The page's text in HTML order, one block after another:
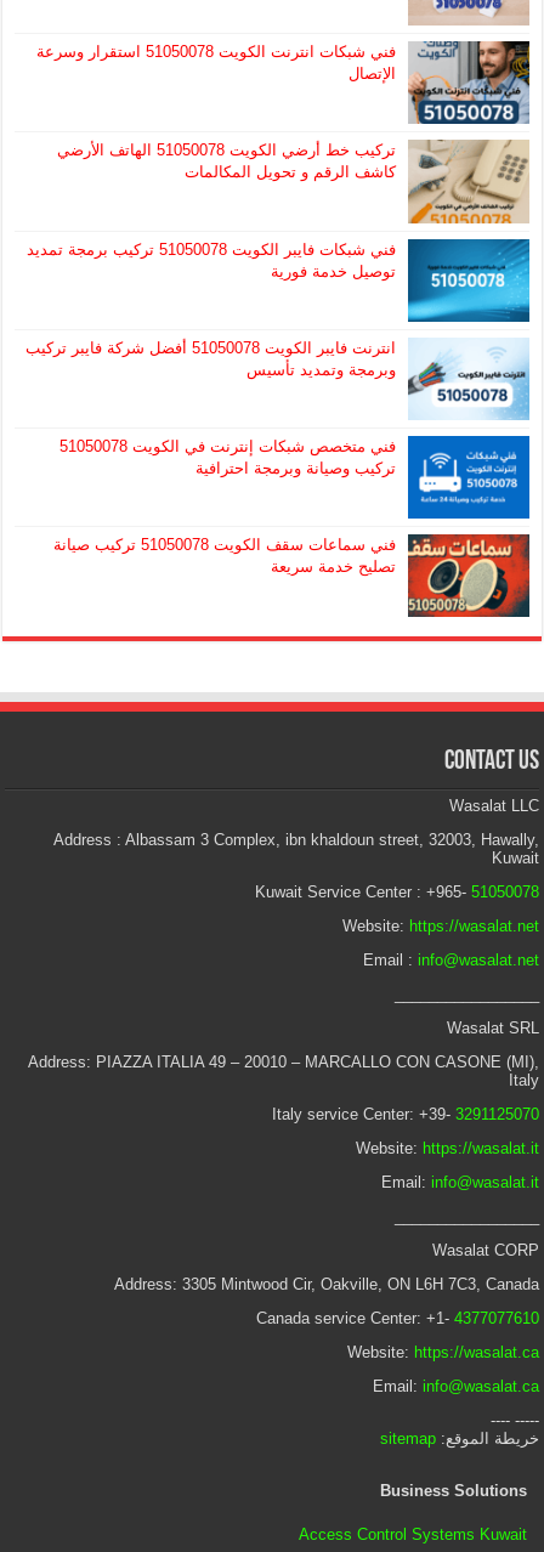
فني شبكات انترنت الكويت 51050078 استقرار وسرعة
الإتصال
تركيب خط أرضي الكويت 51050078 الهاتف الأرضي
كاشف الرقم و تحويل المكالمات
فني شبكات فايبر الكويت 51050078 تركيب برمجة تمديد
توصيل خدمة فورية
انترنت فايبر الكويت 51050078 أفضل شركة فايبر تركيب
وبرمجة وتمديد تأسيس
فني متخصص شبكات إنترنت في الكويت 51050078
تركيب وصيانة وبرمجة احترافية
فني سماعات سقف الكويت 51050078 تركيب صيانة
تصليح خدمة سريعة
Contact Us
Wasalat LLC
Address : Albassam 3 Complex, ibn khaldoun street, 32003, Hawally,
Kuwait
Kuwait Service Center : +965- 51050078
Website: https://wasalat.net
Email : info@wasalat.net
Wasalat SRL
Address: PIAZZA ITALIA 49 – 20010 – MARCALLO CON CASONE (MI),
Italy
Italy service Center: +39- 3291125070
Website: https://wasalat.it
Email: info@wasalat.it
Wasalat CORP
Address: 3305 Mintwood Cir, Oakville, ON L6H 7C3, Canada
Canada service Center: +1- 4377077610
Website: https://wasalat.ca
Email: info@wasalat.ca
----- ----
خريطة الموقع:sitemap
Business Solutions
Access Control Systems Kuwait